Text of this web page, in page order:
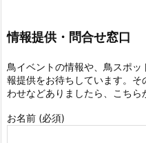
情報提供・問合せ窓口
鳥イベントの情報や、鳥スポ
報提供をお待ちしています。
わせなどありましたら、こちら
お名前 (必須)